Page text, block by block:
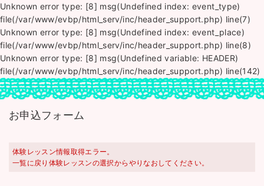
Unknown error type: [8] msg(Undefined index: event_type)
file(/var/www/evbp/html_serv/inc/header_support.php) line(7)
Unknown error type: [8] msg(Undefined index: event_place)
file(/var/www/evbp/html_serv/inc/header_support.php) line(8)
Unknown error type: [8] msg(Undefined variable: HEADER)
file(/var/www/evbp/html_serv/inc/header_support.php) line(142)
お申込フォーム
体験レッスン情報取得エラー。
一覧に戻り体験レッスンの選択からやりなおしてください。